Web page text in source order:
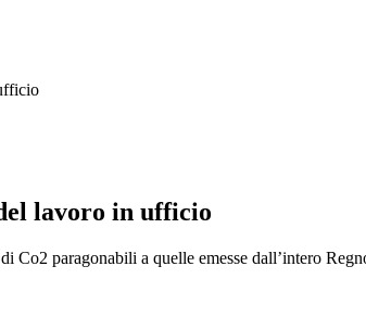
lavoro in ufficio
paragonabili a quelle emesse dall’intero